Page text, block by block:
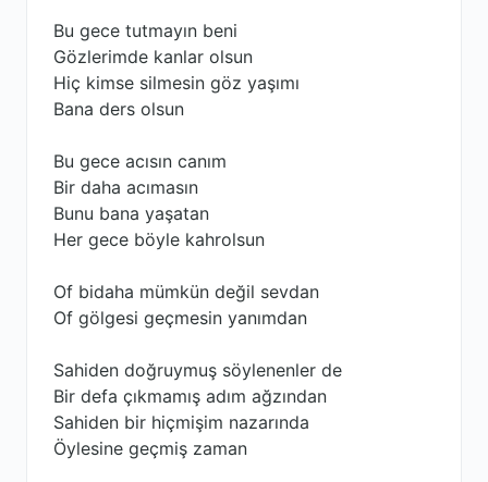
Bu gece tutmayın beni
Gözlerimde kanlar olsun
Hiç kimse silmesin göz yaşımı
Bana ders olsun
Bu gece acısın canım
Bir daha acımasın
Bunu bana yaşatan
Her gece böyle kahrolsun
Of bidaha mümkün değil sevdan
Of gölgesi geçmesin yanımdan
Sahiden doğruymuş söylenenler de
Bir defa çıkmamış adım ağzından
Sahiden bir hiçmişim nazarında
Öylesine geçmiş zaman